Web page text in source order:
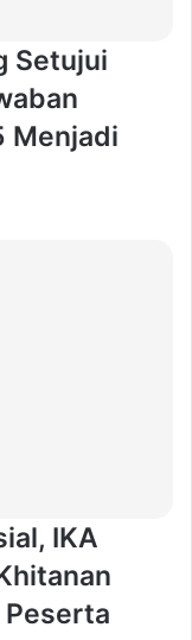
Setujui
Menjadi
IKA